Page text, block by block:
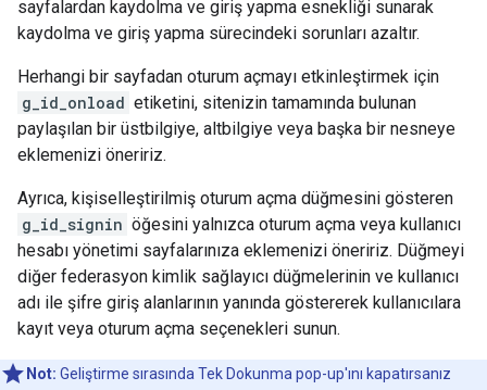
sayfalardan kaydolma ve giriş yapma esnekliği sunarak
kaydolma ve giriş yapma sürecindeki sorunları azaltır.
Herhangi bir sayfadan oturum açmayı etkinleştirmek için
g_id_onload etiketini, sitenizin tamamında bulunan
paylaşılan bir üstbilgiye, altbilgiye veya başka bir nesneye
eklemenizi öneririz.
Ayrıca, kişiselleştirilmiş oturum açma düğmesini gösteren
g_id_signin öğesini yalnızca oturum açma veya kullanıcı
hesabı yönetimi sayfalarınıza eklemenizi öneririz. Düğmeyi
diğer federasyon kimlik sağlayıcı düğmelerinin ve kullanıcı
adı ile şifre giriş alanlarının yanında göstererek kullanıcılara
kayıt veya oturum açma seçenekleri sunun.
Not: Geliştirme sırasında Tek Dokunma pop-up'ını kapatırsanız